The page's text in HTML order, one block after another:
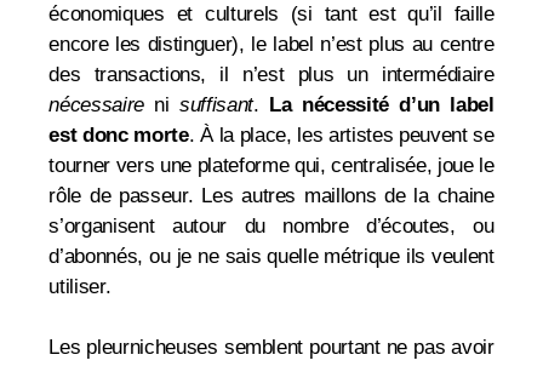
économiques et culturels (si tant est qu’il faille
encore les distinguer), le label n’est plus au centre
des transactions, il n’est plus un intermédiaire
nécessairenisuffisant. La nécessité d’un label
est donc morte. À la place, les artistes peuvent se
tourner vers une plateforme qui, centralisée, joue le
rôle de passeur. Les autres maillons de la chaine
s’organisent autour du nombre d’écoutes, ou
d’abonnés, ou je ne sais quelle métrique ils veulent
utiliser.
Les pleurnicheuses semblent pourtant ne pas avoir